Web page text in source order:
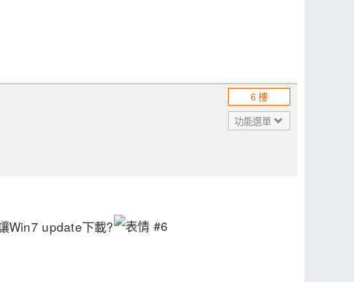
6 樓
功能選單
Win7 update下載?